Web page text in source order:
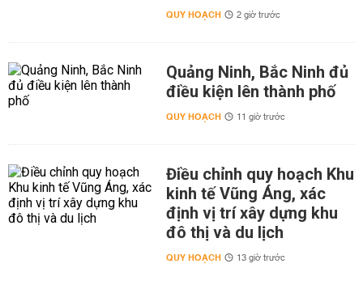
QUY HOẠCH 2 giờ trước
Quảng Ninh, Bắc Ninh đủ
điều kiện lên thành phố
QUY HOẠCH 11 giờ trước
Điều chỉnh quy hoạch Khu
kinh tế Vũng Áng, xác
định vị trí xây dựng khu
đô thị và du lịch
QUY HOẠCH 13 giờ trước